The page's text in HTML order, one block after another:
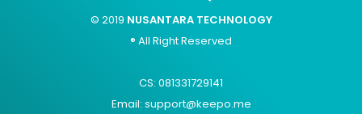
© 2019 NUSANTARA TECHNOLOGY
® All Right Reserved
CS: 081331729141
Email: support@keepo.me